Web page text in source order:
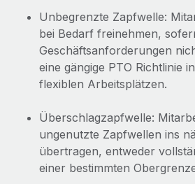
Lückenlose Compliance
Geräteverwaltung
Globale Bereitstellung und
Geräten
Gründung von Niederlassungen
Schnelle, rechtssichere
Niederlassungen
Weaviate auf einen Blick Weaviate
Open-Source-Infrastrukturen. Das...
Mehr erfahren
Strategische Partnerschaft
Reverse Tech und Remote
Management und Payroll
Reverse Tech auf einen Blick Das
Globale Payroll
EOR und PEO
Steuern
Den Blog erkunden
Unbegrenzte Zapfwelle:
bei Bedarf freinehmen,
Geschäftsanforderungen
eine gängige PTO Richtlinie
flexiblen Arbeitsplätzen.
Überschlagzapfwelle:
ungenutzte Zapfwellen ins
übertragen, entweder
einer bestimmten